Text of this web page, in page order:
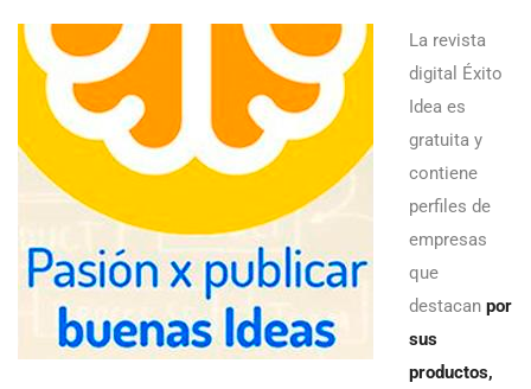
La revista
digital Éxito
Idea es
gratuita y
contiene
perfiles de
empresas
que
destacan por
sus
productos,